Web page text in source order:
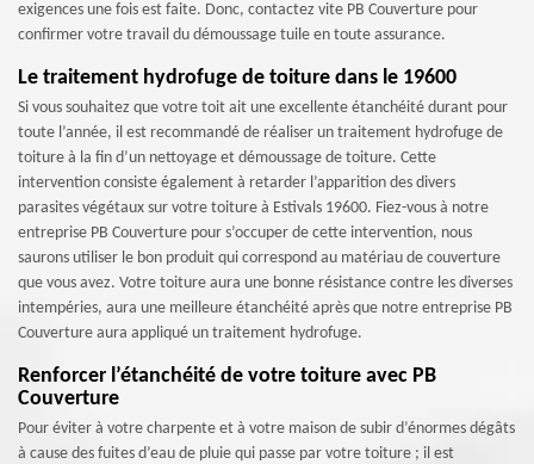
exigences une fois est faite. Donc, contactez vite PB Couverture pour
confirmer votre travail du démoussage tuile en toute assurance.
Le traitement hydrofuge de toiture dans le 19600
Si vous souhaitez que votre toit ait une excellente étanchéité durant pour
toute l’année, il est recommandé de réaliser un traitement hydrofuge de
toiture à la fin d’un nettoyage et démoussage de toiture. Cette
intervention consiste également à retarder l’apparition des divers
parasites végétaux sur votre toiture à Estivals 19600. Fiez-vous à notre
entreprise PB Couverture pour s’occuper de cette intervention, nous
saurons utiliser le bon produit qui correspond au matériau de couverture
que vous avez. Votre toiture aura une bonne résistance contre les diverses
intempéries, aura une meilleure étanchéité après que notre entreprise PB
Couverture aura appliqué un traitement hydrofuge.
Renforcer l’étanchéité de votre toiture avec PB
Couverture
Pour éviter à votre charpente et à votre maison de subir d’énormes dégâts
à cause des fuites d’eau de pluie qui passe par votre toiture ; il est